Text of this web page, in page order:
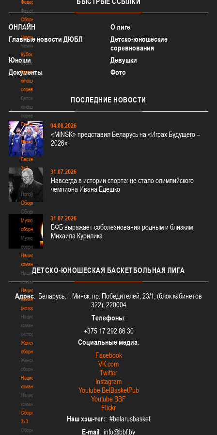
Федерация
Федерация
Сборные
Сборные
Чемпионат
Чемпионат
Кубок
Кубок
Детско-
юношеские
соревнования
Детско-
юношеские
соревнования
Еврокубки
Еврокубки
Разное
Разное
Баскетбол
3х3
Баскетбол
3х3
Лого[modid=121]
Сборные
Сборные
Мужские
сборные
Мужские
сборные
Национальная
команда
Национальная
команда
Национальная
команда
(история)
Национальная
команда
(история)
Женские
сборные
Женские
сборные
Национальная
команда
Национальная
команда
Сборные
3х3
Сборные
ОНЛАЙН
О лиге
Главные новости ДЮБЛ
Детско-юношеские
соревнования
Юноши
Девушки
Документы
Фото
ПОСЛЕДНИЕ НОВОСТИ
04.08.2026
«MINSK» представил Беларусь на «Играх Будущего –
2026»
31.07.2026
Навсегда в истории спорта: не стало олимпийского
чемпиона Ивана Едешко
31.07.2026
БФБ выражает соболезнования родным и близким
Михаила Курилика
ДЕТСКО-ЮНОШЕСКАЯ БАСКЕТБОЛЬНАЯ ЛИГА
Адрес: Беларусь, г. Минск, пр. Победителей, 23/1, (блок кабинетов
322), 220004
Телефоны:
+375 17 292 86 30
Социальные медиа:
Facebook
VK.com
Twitter
Instagram
Youtube BelBasketPub
Youtube BBF
Flickr
Наш хэш-тег:: #belarusbasket
E-mail: